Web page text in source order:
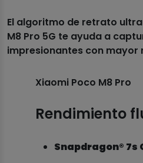
El algoritmo de retrato
M8 Pro 5G te ayuda a
impresionantes con mayor
Xiaomi Poco M8 Pro
Rendimiento
Snapdragon® 7s